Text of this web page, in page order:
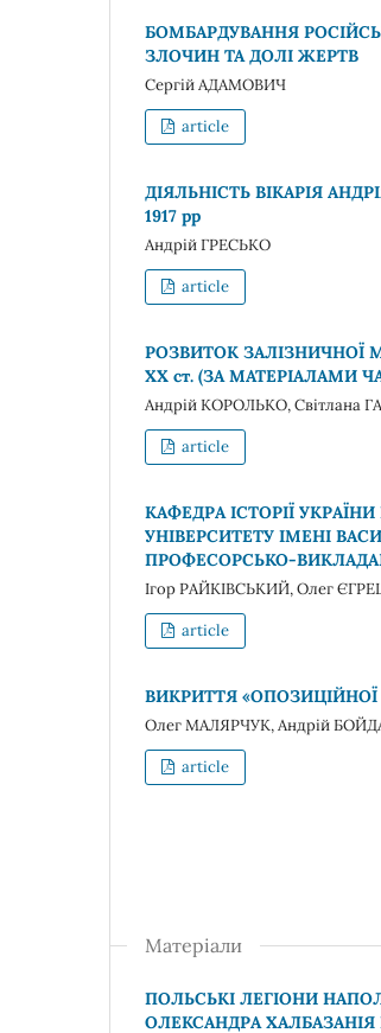
БОМБАРДУВАННЯ
ЗЛОЧИН ТА ДОЛІ ЖЕРТВ
Сергій АДАМОВИЧ
article
ДІЯЛЬНІСТЬ ВІКАРІЯ
1917 рр
Андрій ГРЕСЬКО
article
РОЗВИТОК ЗАЛІЗНИЧНОЇ
ХХ ст. (ЗА МАТЕРІАЛАМИ
Андрій КОРОЛЬКО, Світлана
article
КАФЕДРА ІСТОРІЇ
УНІВЕРСИТЕТУ ІМЕНІ
ПРОФЕСОРСЬКО-
Ігор РАЙКІВСЬКИЙ, Олег
article
ВИКРИТТЯ
Олег МАЛЯРЧУК, Андрій
article
Матеріали
ПОЛЬСЬКІ ЛЕГІОНИ
ОЛЕКСАНДРА